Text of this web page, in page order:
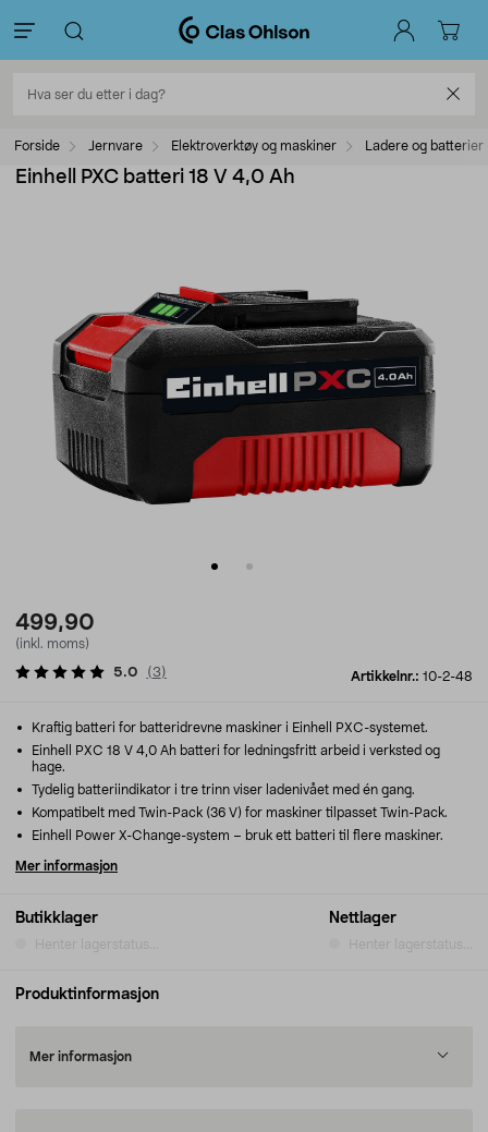
Forside Jernvare Elektroverktøy og maskiner Ladere og batterier
Einhell PXC batteri 18 V 4,0 Ah
499,90
(inkl. moms)
Artikkelnr.: 10-2-48
5.0 (3)
Butikklager
Henter lagerstatus...
Nettlager
Henter lagerstatus...
Kraftig batteri for batteridrevne maskiner i Einhell PXC-systemet.
Einhell PXC 18 V 4,0 Ah batteri for ledningsfritt arbeid i verksted og
hage.
Tydelig batteriindikator i tre trinn viser ladenivået med én gang.
Kompatibelt med Twin-Pack (36 V) for maskiner tilpasset Twin-Pack.
Einhell Power X-Change-system – bruk ett batteri til flere maskiner.
Mer informasjon
Produktinformasjon
Mer informasjon